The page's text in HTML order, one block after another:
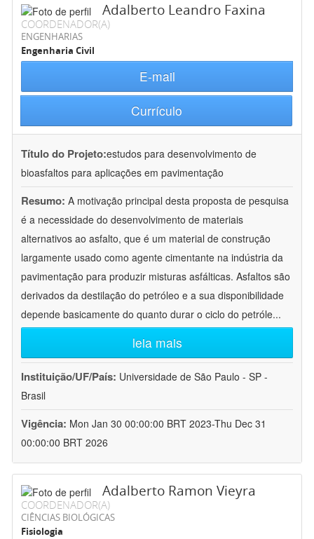
Adalberto Leandro Faxina
COORDENADOR(A)
ENGENHARIAS
Engenharia Civil
E-mail
Currículo
Título do Projeto:estudos para desenvolvimento de
bioasfaltos para aplicações em pavimentação
Resumo: A motivação principal desta proposta de pesquisa
é a necessidade do desenvolvimento de materiais
alternativos ao asfalto, que é um material de construção
largamente usado como agente cimentante na indústria da
pavimentação para produzir misturas asfálticas. Asfaltos são
derivados da destilação do petróleo e a sua disponibilidade
depende basicamente do quanto durar o ciclo do petróle...
leia mais
Instituição/UF/País: Universidade de São Paulo - SP -
Brasil
Vigência: Mon Jan 30 00:00:00 BRT 2023-Thu Dec 31
00:00:00 BRT 2026
Adalberto Ramon Vieyra
COORDENADOR(A)
CIÊNCIAS BIOLÓGICAS
Fisiologia